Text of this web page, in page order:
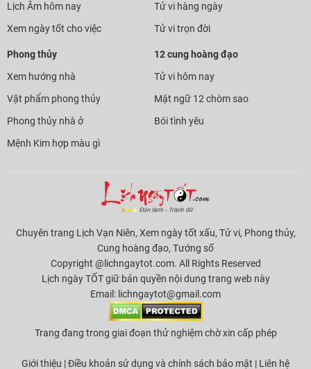
Lịch Âm hôm nay
Xem ngày tốt cho việc
Tử vi hàng ngày
Tử vi trọn đời
Phong thủy
Xem hướng nhà
Vật phẩm phong thủy
Phong thủy nhà ở
Mệnh Kim hợp màu gì
12 cung hoàng đạo
Tử vi hôm nay
Mật ngữ 12 chòm sao
Bói tình yêu
Chuyên trang Lịch Vạn Niên, Xem ngày tốt xấu, Tử vi, Phong thủy,
Cung hoàng đạo, Tướng số
Copyright @lichngaytot.com. All Rights Reserved
Lịch ngày TỐT giữ bản quyền nội dung trang web này
Email: lichngaytot@gmail.com
Trang đang trong giai đoạn thử nghiệm chờ xin cấp phép
Giới thiệu |Điều khoản sử dụng và chính sách bảo mật | Liên hệ